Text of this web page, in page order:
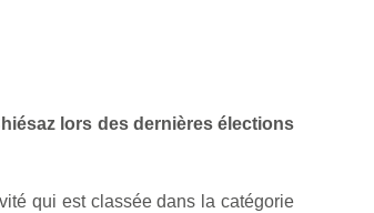
lors des dernières élections
qui est classée dans la catégorie